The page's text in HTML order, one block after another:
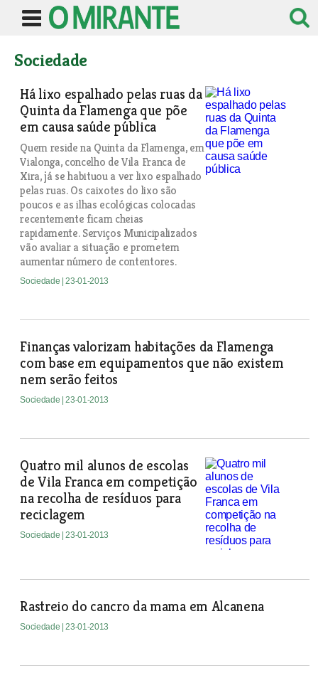
Sociedade
Há lixo espalhado pelas ruas da
Quinta da Flamenga que põe
em causa saúde pública
Quem reside na Quinta da Flamenga, em
Vialonga, concelho de Vila Franca de
Xira, já se habituou a ver lixo espalhado
pelas ruas. Os caixotes do lixo são
poucos e as ilhas ecológicas colocadas
recentemente ficam cheias
rapidamente. Serviços Municipalizados
vão avaliar a situação e prometem
aumentar número de contentores.
Sociedade | 23-01-2013
Finanças valorizam habitações da Flamenga
com base em equipamentos que não existem
nem serão feitos
Sociedade | 23-01-2013
Quatro mil alunos de escolas
de Vila Franca em competição
na recolha de resíduos para
reciclagem
Sociedade | 23-01-2013
Rastreio do cancro da mama em Alcanena
Sociedade | 23-01-2013